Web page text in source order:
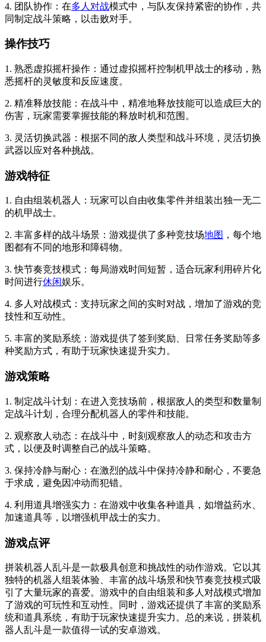
4. 团队协作：在多人对战模式中，与队友保持紧密的协作，共
同制定战斗策略，以击败对手。
操作技巧
1. 熟悉虚拟摇杆操作：通过虚拟摇杆控制机甲战士的移动，熟
悉摇杆的灵敏度和反应速度。
2. 精准释放技能：在战斗中，精准地释放技能可以造成巨大的
伤害，玩家需要掌握技能的释放时机和范围。
3. 灵活切换武器：根据不同的敌人类型和战斗环境，灵活切换
武器以应对各种挑战。
游戏特征
1. 自由组装机器人：玩家可以自由收集零件并组装出独一无二
的机甲战士。
2. 丰富多样的战斗场景：游戏提供了多种竞技场地图 ，每个地
图都有不同的地形和障碍物。
3. 快节奏竞技模式：每局游戏时间短暂，适合玩家利用碎片化
时间进行休闲娱乐。
4. 多人对战模式：支持玩家之间的实时对战，增加了游戏的竞
技性和互动性。
5. 丰富的奖励系统：游戏提供了签到奖励、日常任务奖励等多
种奖励方式，有助于玩家快速提升实力。
游戏策略
1. 制定战斗计划：在进入竞技场前，根据敌人的类型和数量制
定战斗计划，合理分配机器人的零件和技能。
2. 观察敌人动态：在战斗中，时刻观察敌人的动态和攻击方
式，以便及时调整自己的战斗策略。
3. 保持冷静与耐心：在激烈的战斗中保持冷静和耐心，不要急
于求成，避免因冲动而犯错。
4. 利用道具增强实力：在游戏中收集各种道具，如增益药水、
加速道具等，以增强机甲战士的实力。
游戏点评
拼装机器人乱斗是一款极具创意和挑战性的动作游戏。它以其
独特的机器人组装体验、丰富的战斗场景和快节奏竞技模式吸
引了大量玩家的喜爱。游戏中的自由组装和多人对战模式增加
了游戏的可玩性和互动性。同时，游戏还提供了丰富的奖励系
统和道具系统，有助于玩家快速提升实力。总的来说，拼装机
器人乱斗是一款值得一试的安卓游戏。